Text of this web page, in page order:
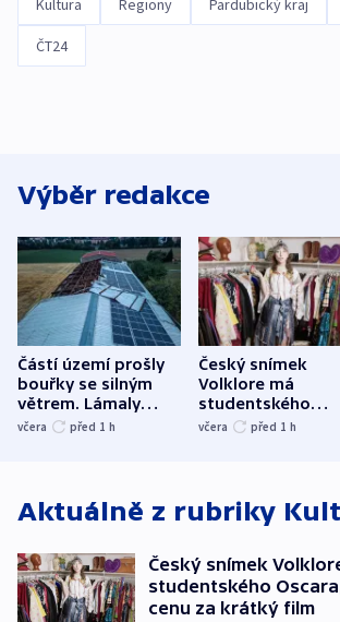
Kultura Regiony Pardubický kraj
ČT24
Výběr redakce
Částí území prošly
bouřky se silným
větrem. Lámaly
stromy a poničily
včera před 1 h
Český snímek
Volklore má
studentského
Oscara, zabojuje o
včera před 1 h
Aktuálně z rubriky
Český snímek
studentského
cenu za krátký film